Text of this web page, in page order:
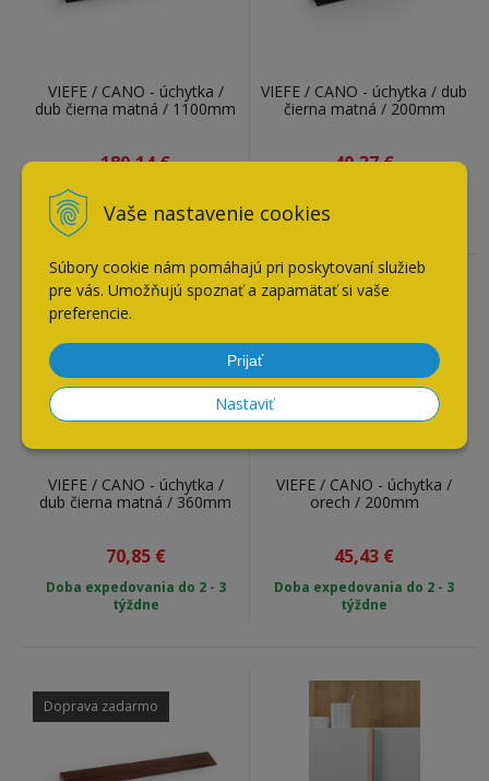
Vaše nastavenie cookies
Súbory cookie nám pomáhajú pri poskytovaní služieb
pre vás. Umožňujú spoznať a zapamätať si vaše
preferencie.
Prijať
Nastaviť
VIEFE / CANO - úchytka /
dub čierna matná / 1100mm
180,14€
Doba expedovania do 2 - 3
týždne
VIEFE / CANO - úchytka / dub
čierna matná / 200mm
40,37€
VIEFE / CANO - úchytka /
dub čierna matná / 360mm
70,85 €
Doba expedovania do 2 - 3
týždne
VIEFE / CANO - úchytka /
orech / 200mm
45,43 €
Doba expedovania do 2 - 3
týždne
Doprava zadarmo